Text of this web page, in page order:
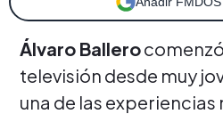
Álvaro Ballero
televisión desde muy
una de las experiencias